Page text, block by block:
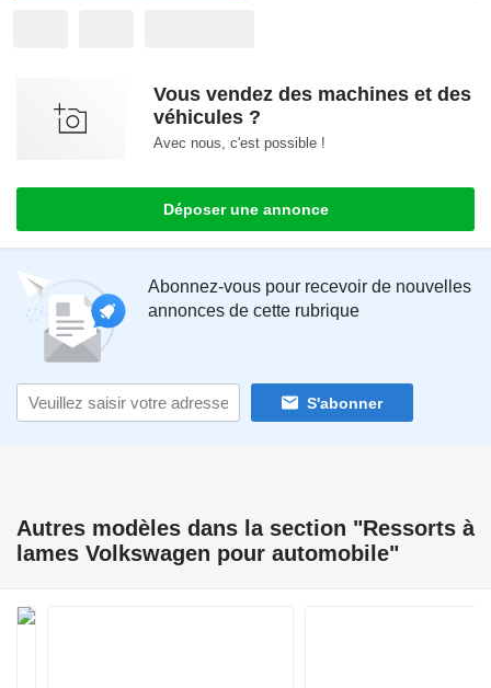
Vous vendez des machines et des
véhicules ?
Avec nous, c'est possible !
Déposer une annonce
Abonnez-vous pour recevoir de nouvelles
annonces de cette rubrique
S'abonner
Autres modèles dans la section "Ressorts à
lames Volkswagen pour automobile"